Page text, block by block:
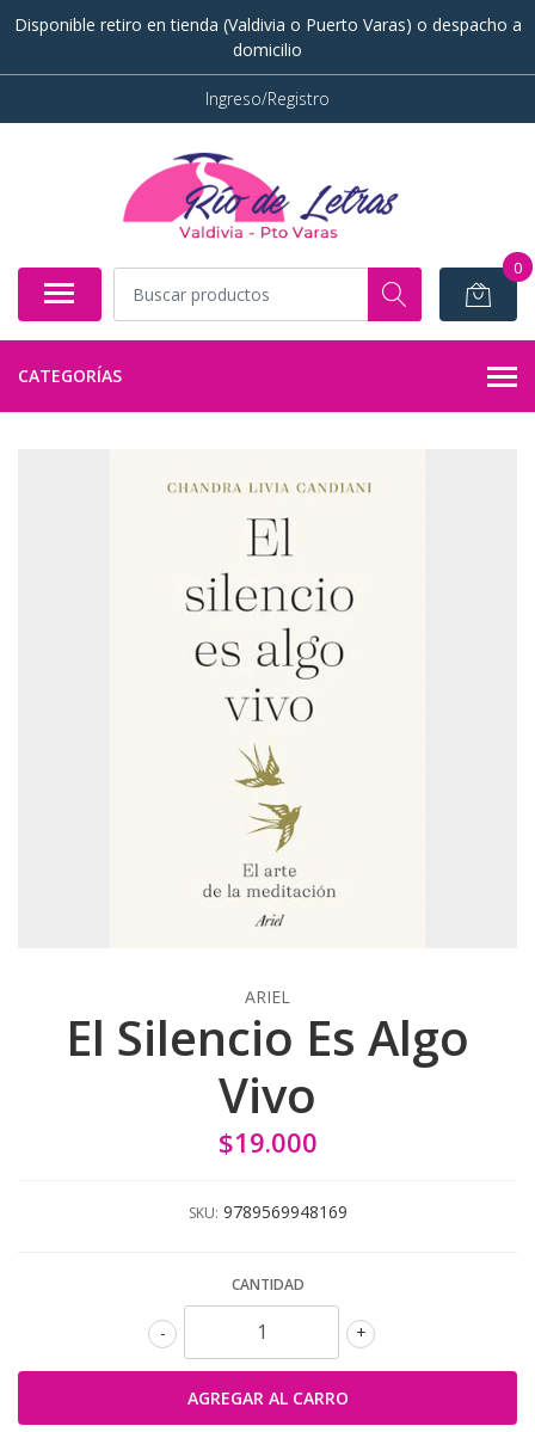
Disponible retiro en tienda (Valdivia o Puerto Varas) o despacho a
domicilio
Ingreso/Registro
0
CATEGORÍAS
ARIEL
El Silencio Es Algo
Vivo
$19.000
SKU: 9789569948169
CANTIDAD
+
-